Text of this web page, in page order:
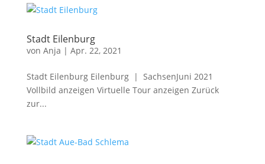
Stadt Eilenburg
von Anja | Apr. 22, 2021
Stadt Eilenburg Eilenburg | SachsenJuni 2021
Vollbild anzeigen Virtuelle Tour anzeigen Zurück
zur...